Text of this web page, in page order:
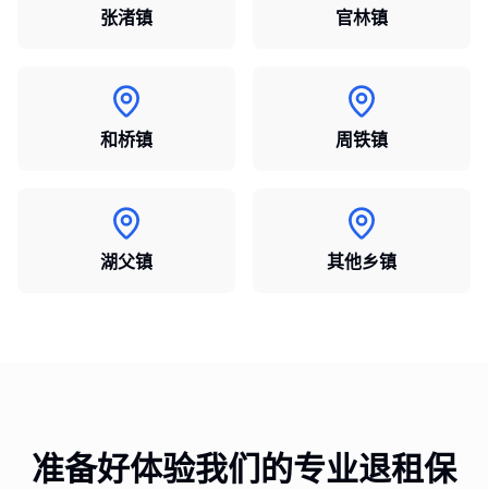
张渚镇 官林镇
和桥镇 周铁镇
湖父镇 其他乡镇
准备好体验我们的专业退租保